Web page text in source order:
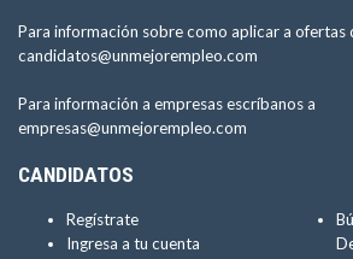
Para información sobre como aplicar a ofertas
candidatos@unmejorempleo.com
Para información a empresas escríbanos a
empresas@unmejorempleo.com
CANDIDATOS
Regístrate
Ingresa a tu cuenta